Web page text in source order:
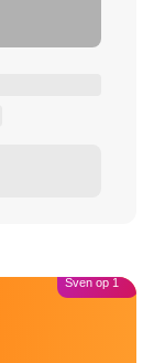
Sven op 1